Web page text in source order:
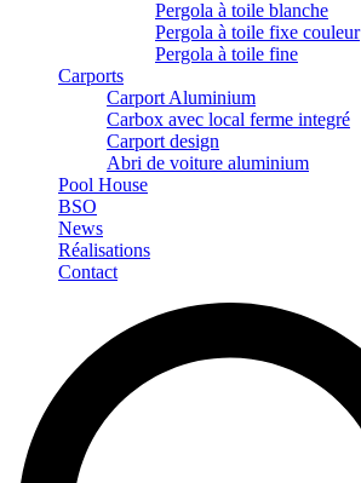
Pergola à toile blanche
Pergola à toile fixe couleur
Pergola à toile fine
Carports
Carport Aluminium
Carbox avec local ferme integré
Carport design
Abri de voiture aluminium
Pool House
BSO
News
Réalisations
Contact